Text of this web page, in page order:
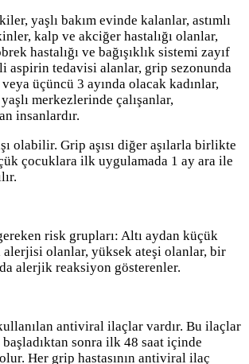
yaşlı bakım evinde kalanlar, astımlı
kalp ve akciğer hastalığı olanlar,
hastalığı ve bağışıklık sistemi zayıf
aspirin tedavisi alanlar, grip sezonunda
üçüncü 3 ayında olacak kadınlar,
yaşlı merkezlerinde çalışanlar,
insanlardır.
olabilir. Grip aşısı diğer aşılarla birlikte
çocuklara ilk uygulamada 1 ay ara ile
risk grupları: Altı aydan küçük
alerjisi olanlar, yüksek ateşi olanlar, bir
alerjik reaksiyon gösterenler.
antiviral ilaçlar vardır. Bu ilaçlar
sonra ilk 48 saat içinde
Her grip hastasının antiviral ilaç